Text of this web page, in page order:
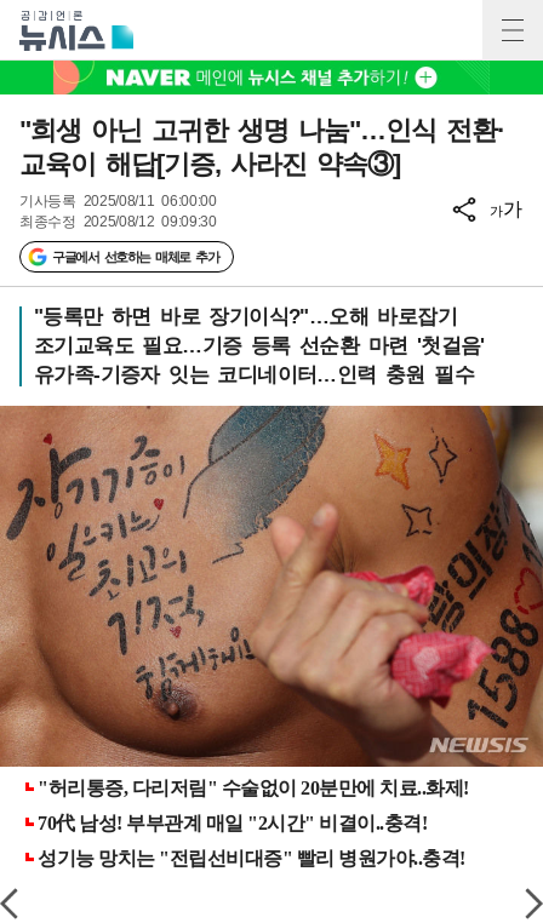
"희생 아닌 고귀한 생명 나눔"…인식 전환·
교육이 해답[기증, 사라진 약속③]
기사등록 2025/08/11 06:00:00
최종수정 2025/08/12 09:09:30
구글에서 선호하는 매체로 추가
가가
"등록만 하면 바로 장기이식?"…오해 바로잡기
조기교육도 필요…기증 등록 선순환 마련 '첫걸음'
유가족-기증자 잇는 코디네이터…인력 충원 필수